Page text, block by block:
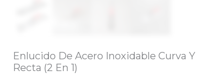
Enlucido De Acero Inoxidable Curva Y
Recta (2 En 1)
cantidad